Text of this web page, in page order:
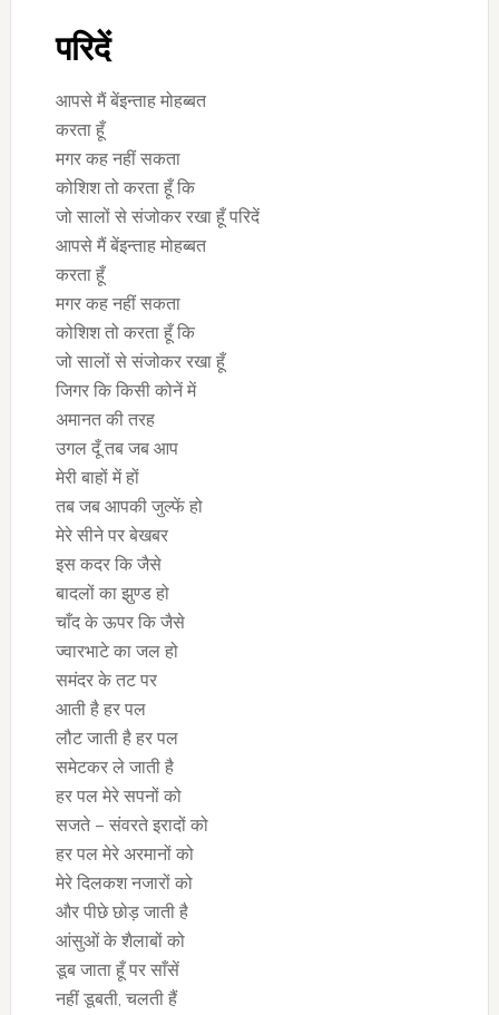
परिदें
आपसे मैं बेंइन्ताह मोहब्बत
करता हूँ
मगर कह नहीं सकता
कोशिश तो करता हूँ कि
जो सालों से संजोकर रखा हूँ परिदें
आपसे मैं बेंइन्ताह मोहब्बत
करता हूँ
मगर कह नहीं सकता
कोशिश तो करता हूँ कि
जो सालों से संजोकर रखा हूँ
जिगर कि किसी कोनें में
अमानत की तरह
उगल दूँ तब जब आप
मेरी बाहों में हों
तब जब आपकी जुल्फें हो
मेरे सीने पर बेखबर
इस कदर कि जैसे
बादलों का झुण्ड हो
चाँद के ऊपर कि जैसे
ज्वारभाटे का जल हो
समंदर के तट पर
आती है हर पल
लौट जाती है हर पल
समेटकर ले जाती है
हर पल मेरे सपनों को
सजते – संवरते इरादों को
हर पल मेरे अरमानों को
मेरे दिलकश नजारों को
और पीछे छोड़ जाती है
आंसुओं के शैलाबों को
डूब जाता हूँ पर साँसें
नहीं डूबती, चलती हैं